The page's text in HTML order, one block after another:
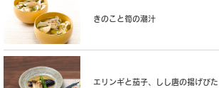
きのこと筍の潮汁
エリンギと茄子、しし唐の揚げびた